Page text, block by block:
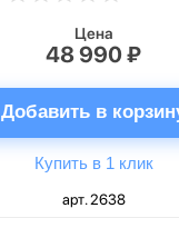
Цена
48 990 ₽
Добавить в
Купить в 1 клик
арт. 2638